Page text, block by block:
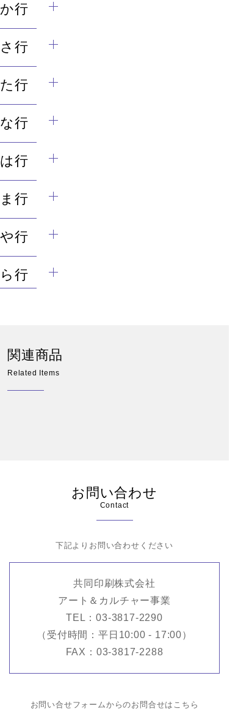
か行
さ行
た行
な行
は行
ま行
や行
ら行
関連商品
Related Items
お問い合わせ
Contact
下記よりお問い合わせください
共同印刷株式会社
アート＆カルチャー事業
TEL：03-3817-2290
（受付時間：平日10:00 - 17:00）
FAX：03-3817-2288
お問い合せフォームからのお問合せはこちら